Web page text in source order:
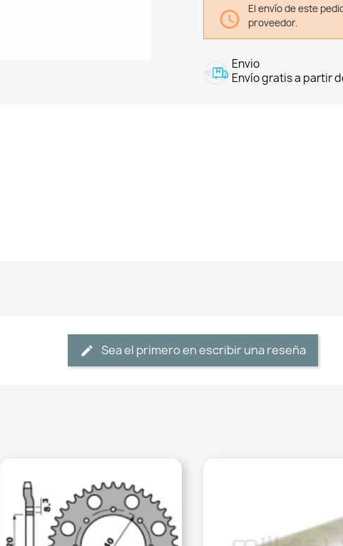

El envío de este
proveedor.
Envio
Envío gratis a partir
Sea el primero en escribir una reseña